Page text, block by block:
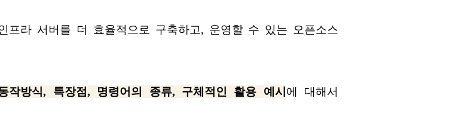
프라 서버를 더 효율적으로 구축하고, 운영할 수 있는 오픈소스
작방식, 특장점, 명령어의 종류, 구체적인 활용 예시 에 대해서